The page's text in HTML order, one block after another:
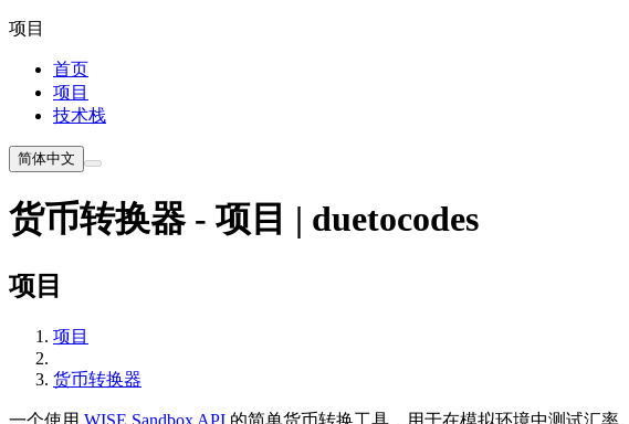
项目
首页
项目
技术栈
简体中文
货币转换器 - 项目 | duetocodes
项目
项目
货币转换器
一个使用 WISE Sandbox API 的简单货币转换工具，用于在模拟环境中测试汇率。